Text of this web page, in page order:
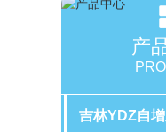
产
吉林YDZ自